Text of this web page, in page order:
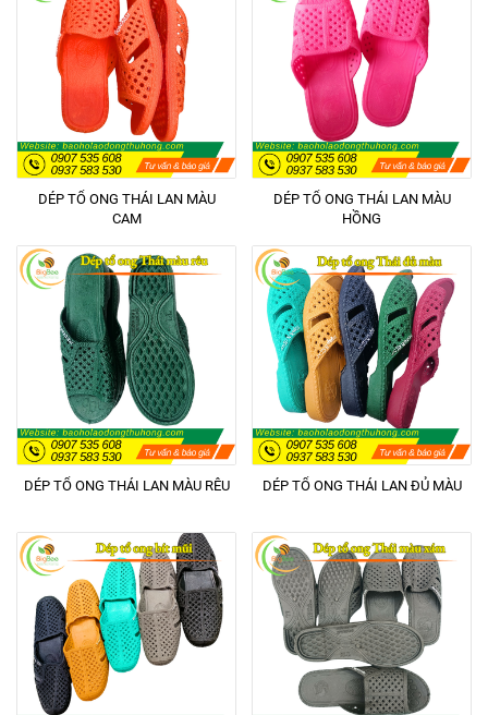
DÉP TỔ ONG THÁI LAN MÀU
CAM
DÉP TỔ ONG THÁI LAN MÀU
HỒNG
DÉP TỔ ONG THÁI LAN MÀU RÊU DÉP TỔ ONG THÁI LAN ĐỦ MÀU